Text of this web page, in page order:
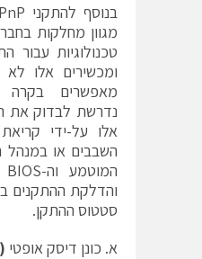
מגוון מחלקות
טכנולוגיות עבור
ומכשירים אלו לא
מאפשרים בקרה
נדרשת לבדוק את
אלו על-ידי
השבבים או
והדלקת ההתקנים
סטטוס ההתקן.
א. כונן דיסק אופטי (